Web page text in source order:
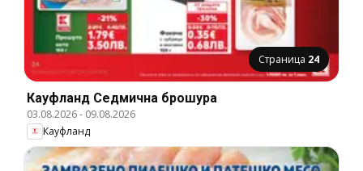
Страница 24
Кауфланд Cедмична брошура
03.08.2026- 09.08.2026
Кауфланд